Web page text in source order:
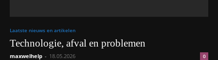
Laatste nieuws en artikelen
Technologie, afval en problemen
maxwelhelp - 18.05.2026 0